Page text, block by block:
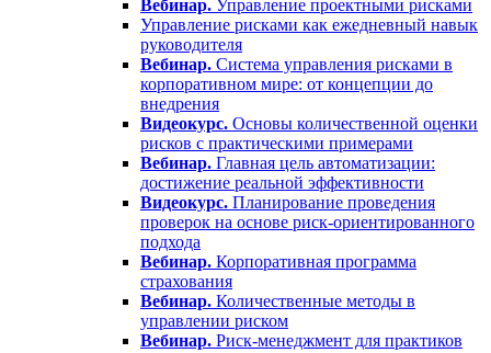
Вебинар. Управление проектными рисками
Управление рисками как ежедневный навык
руководителя
Вебинар. Система управления рисками в
корпоративном мире: от концепции до
внедрения
Видеокурс. Основы количественной оценки
рисков с практическими примерами
Вебинар. Главная цель автоматизации:
достижение реальной эффективности
Видеокурс. Планирование проведения
проверок на основе риск-ориентированного
подхода
Вебинар. Корпоративная программа
страхования
Вебинар. Количественные методы в
управлении риском
Вебинар. Риск-менеджмент для практиков